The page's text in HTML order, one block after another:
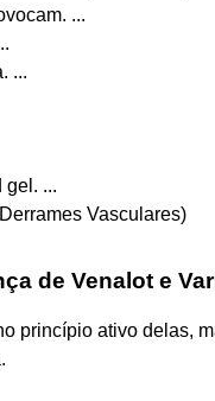
...
...
gel. ...
Vasculares)
de Venalot e
princípio ativo delas,